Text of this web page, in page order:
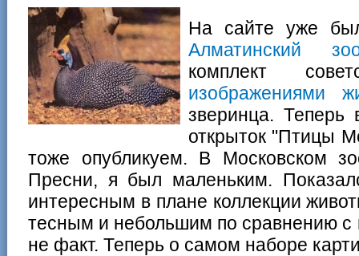
На сайте уже
Алматинский
комплект
изображениями
зверинца. Теперь
открыток "Птицы
тоже опубликуем. В Московском
Пресни, я был маленьким.
интересным в плане коллекции
тесным и небольшим по сравнению с
не факт. Теперь о самом наборе